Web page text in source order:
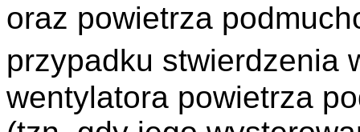
oraz powietrza
przypadku
wentylatora powietrza